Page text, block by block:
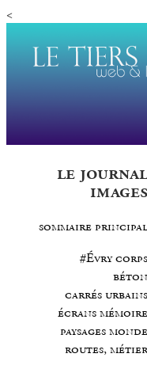
<
le journal
images
sommaire principal
#Évry corps
béton
carrés urbains
écrans mémoire
paysages monde
routes, métier